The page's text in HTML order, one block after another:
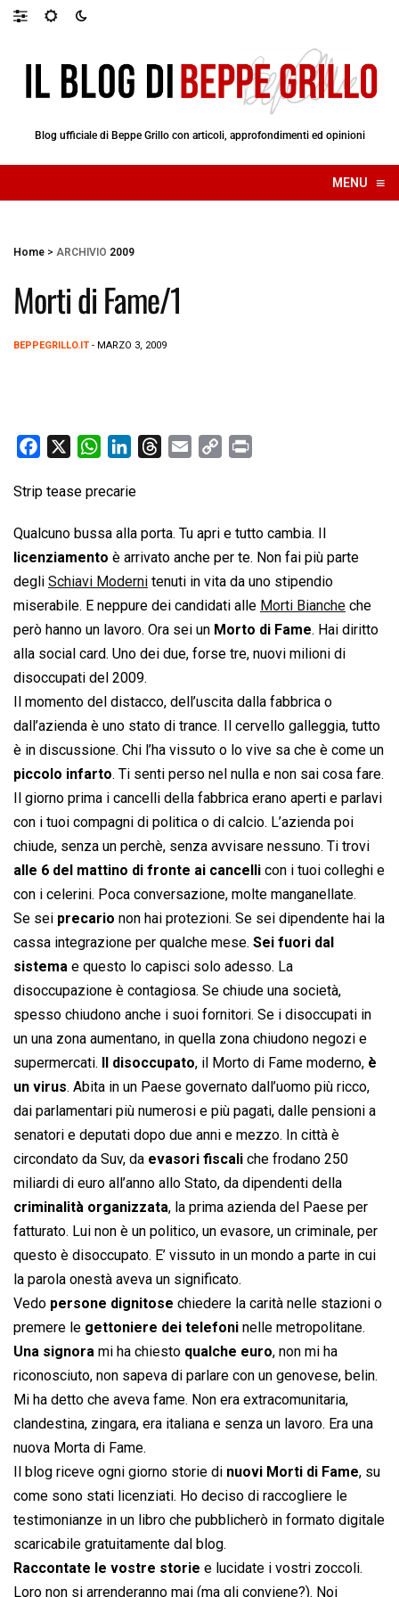
Blog ufficiale di Beppe Grillo con articoli, approfondimenti ed opinioni
MENU ≡
☰
Home > ARCHIVIO 2009
Morti di Fame/1
BEPPEGRILLO.IT - MARZO 3, 2009
c
b
o
o
k
W
a
s
A
p
p
n
e
d
I
n
a
d
s
l
L
i
n
k
t
Strip tease precarie
Qualcuno bussa alla porta. Tu apri e tutto cambia. Il
licenziamento è arrivato anche per te. Non fai più parte
degli Schiavi Moderni tenuti in vita da uno stipendio
miserabile. E neppure dei candidati alle Morti Bianche che
però hanno un lavoro. Ora sei un Morto di Fame. Hai diritto
alla social card. Uno dei due, forse tre, nuovi milioni di
disoccupati del 2009.
Il momento del distacco, dell’uscita dalla fabbrica o
dall’azienda è uno stato di trance. Il cervello galleggia, tutto
è in discussione. Chi l’ha vissuto o lo vive sa che è come un
piccolo infarto. Ti senti perso nel nulla e non sai cosa fare.
Il giorno prima i cancelli della fabbrica erano aperti e parlavi
con i tuoi compagni di politica o di calcio. L’azienda poi
chiude, senza un perchè, senza avvisare nessuno. Ti trovi
alle 6 del mattino di fronte ai cancelli con i tuoi colleghi e
con i celerini. Poca conversazione, molte manganellate.
Se sei precario non hai protezioni. Se sei dipendente hai la
cassa integrazione per qualche mese. Sei fuori dal
sistema e questo lo capisci solo adesso. La
disoccupazione è contagiosa. Se chiude una società,
spesso chiudono anche i suoi fornitori. Se i disoccupati in
un una zona aumentano, in quella zona chiudono negozi e
supermercati.
Il disoccupato, il Morto di Fame moderno, è
un virus. Abita in un Paese governato dall’uomo più ricco,
dai parlamentari più numerosi e più pagati, dalle pensioni a
senatori e deputati dopo due anni e mezzo. In città è
circondato da Suv, da evasori fiscali che frodano 250
miliardi di euro all’anno allo Stato, da dipendenti della
criminalità organizzata, la prima azienda del Paese per
fatturato. Lui non è un politico, un evasore, un criminale, per
questo è disoccupato. E’ vissuto in un mondo a parte in cui
la parola onestà aveva un significato.
Vedo persone dignitose chiedere la carità nelle stazioni o
premere le gettoniere dei telefoni nelle metropolitane.
Una signora mi ha chiesto qualche euro, non mi ha
riconosciuto, non sapeva di parlare con un genovese, belin.
Mi ha detto che aveva fame. Non era extracomunitaria,
clandestina, zingara, era italiana e senza un lavoro. Era una
nuova Morta di Fame.
Il blog riceve ogni giorno storie di nuovi Morti di Fame, su
come sono stati licenziati. Ho deciso di raccogliere le
testimonianze in un libro che pubblicherò in formato digitale
scaricabile gratuitamente dal blog.
Raccontate le vostre storie e lucidate i vostri zoccoli.
Loro non si arrenderanno mai (ma gli conviene?). Noi